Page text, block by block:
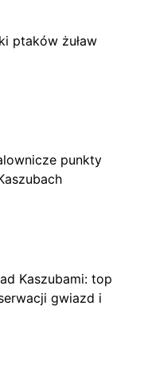
ptaków żuław
punkty
Kaszubami: top
gwiazd i